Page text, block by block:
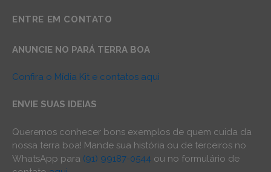
ENTRE EM CONTATO
ANUNCIE NO PARÁ TERRA BOA
Confira o Mídia Kit e contatos aqui
ENVIE SUAS IDEIAS
Queremos conhecer bons exemplos de quem cuida da
nossa terra boa! Mande sua história ou de terceiros no
WhatsApp para (91) 99187-0544 ou no formulário de